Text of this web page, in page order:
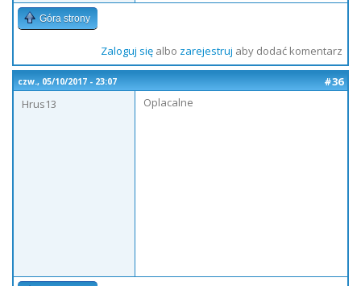
Góra strony
Zaloguj sięalbo zarejestruj aby dodać komentarz
czw., 05/10/2017 - 23:07
#36
Hrus13
Oplacalne